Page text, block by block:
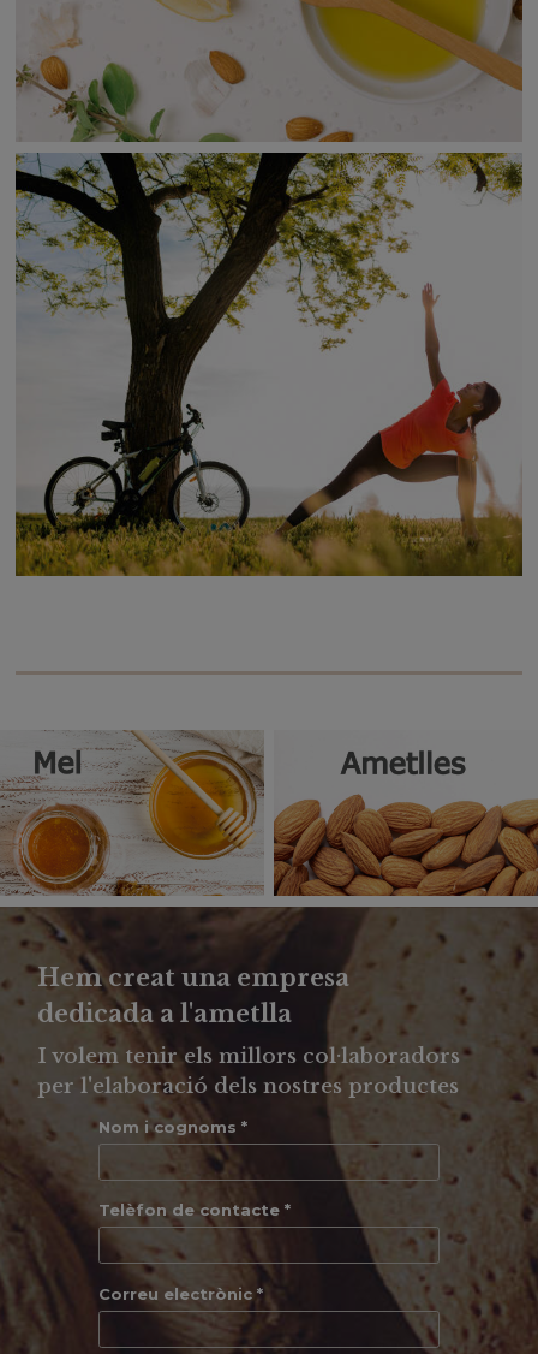
Hem creat una empresa
dedicada a l'ametlla
I volem tenir els millors col·laboradors
per l'elaboració dels nostres productes
Nom i cognoms *
Telèfon de contacte *
Correu electrònic *